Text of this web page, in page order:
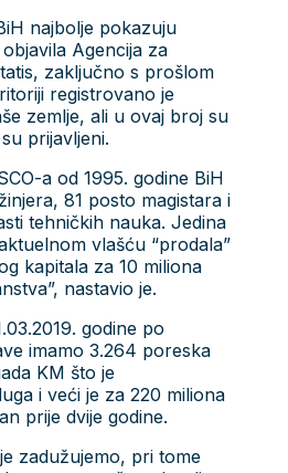
najbolje pokazuju
Agencija za
zaključno s prošlom
registrovano je
zemlje, ali u ovaj broj su
prijavljeni.
a od 1995. godine BiH
81 posto magistara i
tehničkih nauka. Jedina
vlašću “prodala”
kapitala za 10 miliona
nastavio je.
godine po
imamo 3.264 poreska
KM što je
i veći je za 220 miliona
prije dvije godine.
zadužujemo, pri tome